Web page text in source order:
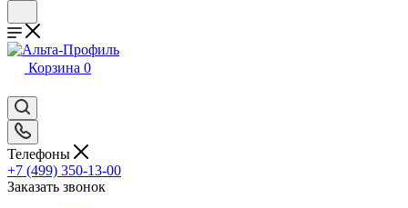
Корзина 0
Телефоны
+7 (499) 350-13-00
Заказать звонок